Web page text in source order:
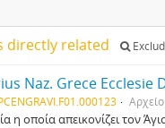
directly related
Αρχείο
η οποία απεικονίζει τον